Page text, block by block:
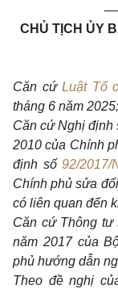
CHỦ TỊCH ỦY
Căn cứ Luật Tổ
tháng 6 năm 2025;
Căn cứ Nghị định
2010 của Chính
định số92/2017/
Chính phủ sửa
có liên quan đến
Căn cứ Thông tư
năm 2017 của
phủ hướng dẫn
Theo đề nghị